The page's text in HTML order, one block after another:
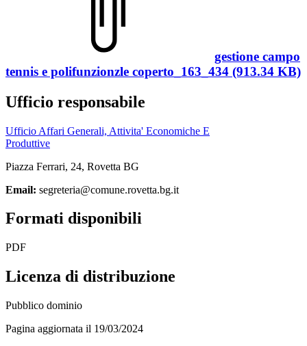
gestione campo
tennis e polifunzionzle coperto_163_434 (913.34 KB)
Ufficio responsabile
Ufficio Affari Generali, Attivita' Economiche E
Produttive
Piazza Ferrari, 24, Rovetta BG
Email: segreteria@comune.rovetta.bg.it
Formati disponibili
PDF
Licenza di distribuzione
Pubblico dominio
Pagina aggiornata il 19/03/2024